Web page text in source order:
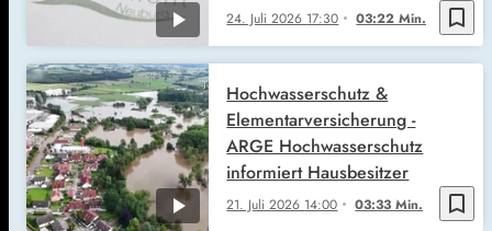
bookmark_border
24. Juli 2026 17:30 03:22 Min.
bookmark_border
21. Juli 2026 14:00 03:33 Min.
Hochwasserschutz &
Elementarversicherung -
ARGE Hochwasserschutz
informiert Hausbesitzer